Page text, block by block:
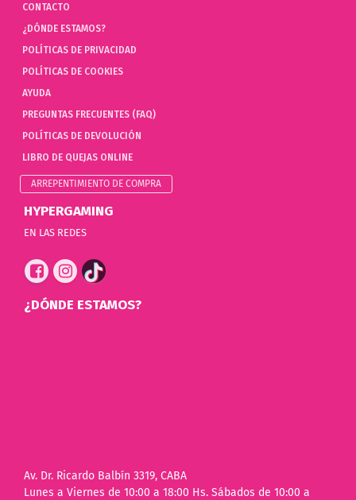
CONTACTO
¿DÓNDE ESTAMOS?
POLÍTICAS DE PRIVACIDAD
POLÍTICAS DE COOKIES
AYUDA
PREGUNTAS FRECUENTES (FAQ)
POLÍTICAS DE DEVOLUCIÓN
LIBRO DE QUEJAS ONLINE
ARREPENTIMIENTO DE COMPRA
HYPERGAMING
EN LAS REDES
¿DÓNDE ESTAMOS?
Av. Dr. Ricardo Balbín 3319, CABA
Lunes a Viernes de 10:00 a 18:00 Hs. Sábados de 10:00 a